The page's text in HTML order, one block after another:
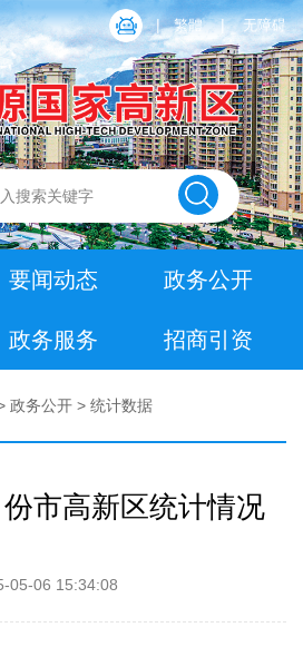
| 繁體 | 无障碍
要闻动态 政务公开
政务服务 招商引资
政务公开 > 统计数据
市高新区统计情况
05-06 15:34:08